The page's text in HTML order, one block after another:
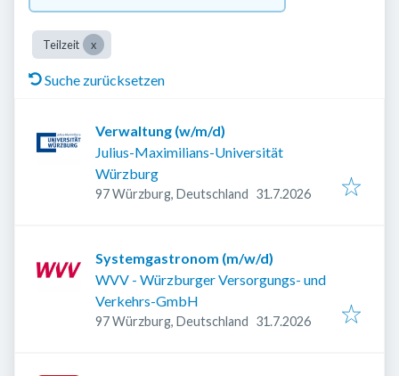
Teilzeit
Suche zurücksetzen
Verwaltung (w/m/d)
Julius-Maximilians-Universität
Würzburg
97 Würzburg, Deutschland Veröffentlicht
31.7.2026
Systemgastronom (m/w/d)
WVV - Würzburger Versorgungs- und
Verkehrs-GmbH
97 Würzburg, Deutschland Veröffentlicht
31.7.2026